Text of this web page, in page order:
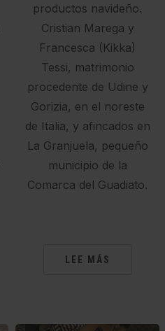
productos navideño.
Cristian Marega y
Francesca (Kikka)
Tessi, matrimonio
procedente de Udine y
Gorizia, en el noreste
de Italia, y afincados en
La Granjuela, pequeño
municipio de la
Comarca del Guadiato.
LEE MÁS